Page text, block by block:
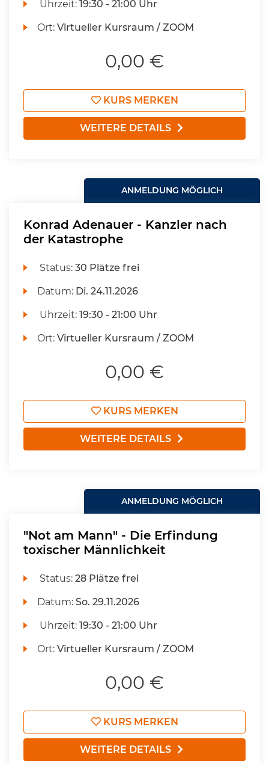
Uhrzeit:19:30 - 21:00 Uhr
Ort:Virtueller Kursraum / ZOOM
0,00 €
KURS MERKEN
WEITERE DETAILS
ANMELDUNG MÖGLICH
Konrad Adenauer - Kanzler nach
der Katastrophe
Status:30 Plätze frei
Datum: Di. 24.11.2026
Uhrzeit:19:30 - 21:00 Uhr
Ort:Virtueller Kursraum / ZOOM
0,00 €
KURS MERKEN
WEITERE DETAILS
ANMELDUNG MÖGLICH
"Not am Mann" - Die Erfindung
toxischer Männlichkeit
Status:28 Plätze frei
Datum:So. 29.11.2026
Uhrzeit:19:30 - 21:00 Uhr
Ort:Virtueller Kursraum / ZOOM
0,00 €
KURS MERKEN
WEITERE DETAILS